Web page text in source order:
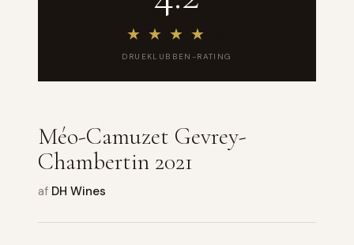
★ ★ ★ ★
DRUEKLUBBEN-RATING
Méo-Camuzet Gevrey-
Chambertin 2021
af DH Wines